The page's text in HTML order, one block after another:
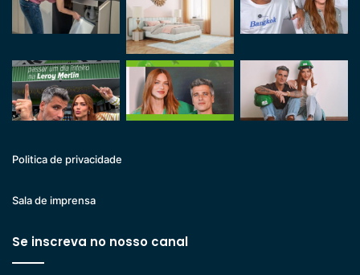
Politica de privacidade
Sala de imprensa
Se inscreva no nosso canal